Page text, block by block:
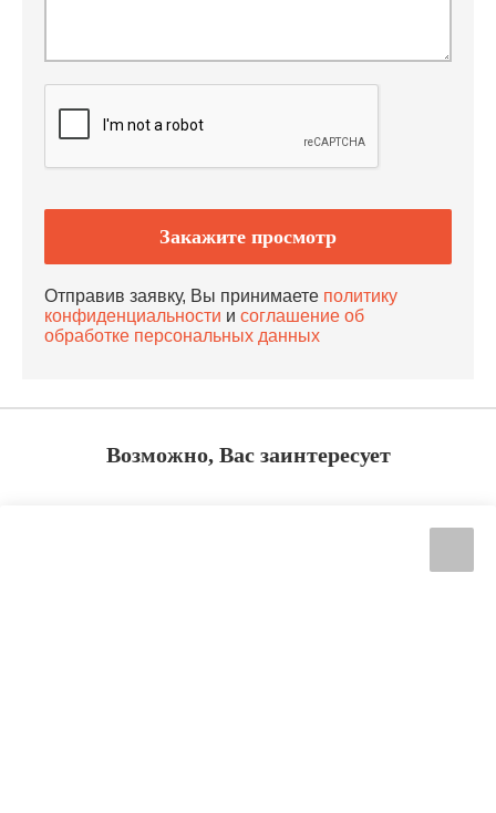
Отправив заявку, Вы принимаете политику
конфиденциальности и соглашение об
обработке персональных данных
Возможно, Вас заинтересует